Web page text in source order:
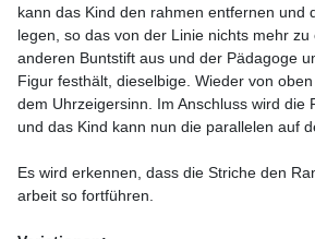
kann das Kind den rahmen entfernen und
legen, so das von der Linie nichts mehr
anderen Buntstift aus und der Pädagoge
Figur festhält, dieselbige. Wieder von
dem Uhrzeigersinn. Im Anschluss wird
und das Kind kann nun die parallelen auf
Es wird erkennen, dass die Striche den
arbeit so fortführen.